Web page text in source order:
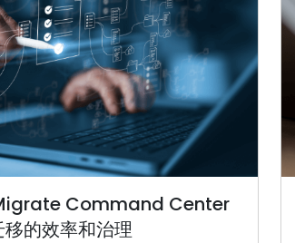
Command Center
的效率和治理